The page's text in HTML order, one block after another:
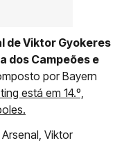
de Viktor Gyokeres
dos Campeões e
por Bayern
está em 14.º,
Viktor